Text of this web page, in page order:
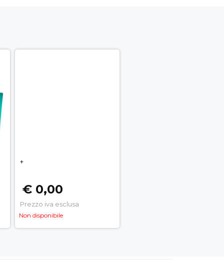
+
€ 0,00
Prezzo iva esclusa
Non disponibile